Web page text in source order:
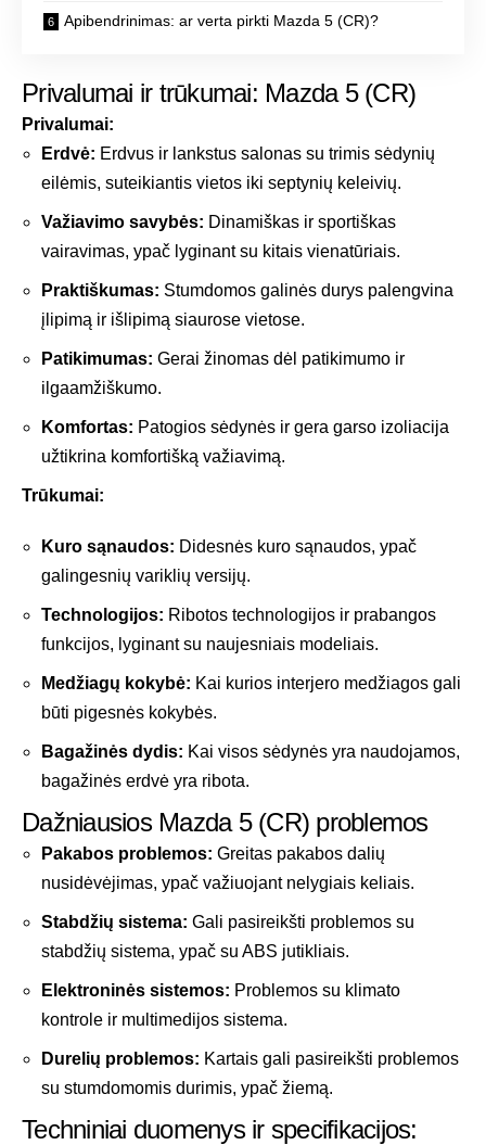
Apibendrinimas: ar verta pirkti Mazda 5 (CR)?
Privalumai ir trūkumai: Mazda 5 (CR)
Privalumai:
Erdvė: Erdvus ir lankstus salonas su trimis sėdynių
eilėmis, suteikiantis vietos iki septynių keleivių.
Važiavimo savybės: Dinamiškas ir sportiškas
vairavimas, ypač lyginant su kitais vienatūriais.
Praktiškumas: Stumdomos galinės durys palengvina
įlipimą ir išlipimą siaurose vietose.
Patikimumas: Gerai žinomas dėl patikimumo ir
ilgaamžiškumo.
Komfortas: Patogios sėdynės ir gera garso izoliacija
užtikrina komfortišką važiavimą.
Trūkumai:
Kuro sąnaudos: Didesnės kuro sąnaudos, ypač
galingesnių variklių versijų.
Technologijos: Ribotos technologijos ir prabangos
funkcijos, lyginant su naujesniais modeliais.
Medžiagų kokybė: Kai kurios interjero medžiagos gali
būti pigesnės kokybės.
Bagažinės dydis: Kai visos sėdynės yra naudojamos,
bagažinės erdvė yra ribota.
Dažniausios Mazda 5 (CR) problemos
Pakabos problemos: Greitas pakabos dalių
nusidėvėjimas, ypač važiuojant nelygiais keliais.
Stabdžių sistema: Gali pasireikšti problemos su
stabdžių sistema, ypač su ABS jutikliais.
Elektroninės sistemos: Problemos su klimato
kontrole ir multimedijos sistema.
Durelių problemos: Kartais gali pasireikšti problemos
su stumdomomis durimis, ypač žiemą.
Techniniai duomenys ir specifikacijos: